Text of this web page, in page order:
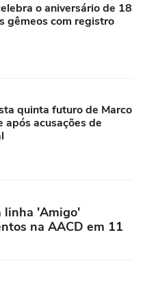
o aniversário de 18
gêmeos com registro
quinta futuro de Marco
após acusações de
linha 'Amigo'
na AACD em 11